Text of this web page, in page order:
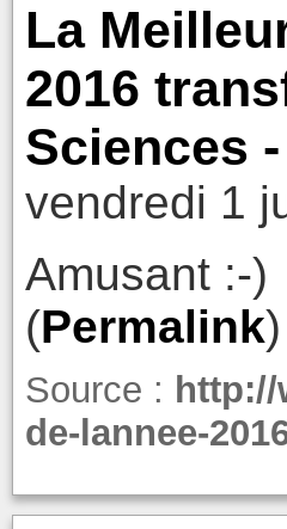
La
2016
Sciences
vendredi 1
Amusant :-)
(Permalink)
Source :
de-lannee-